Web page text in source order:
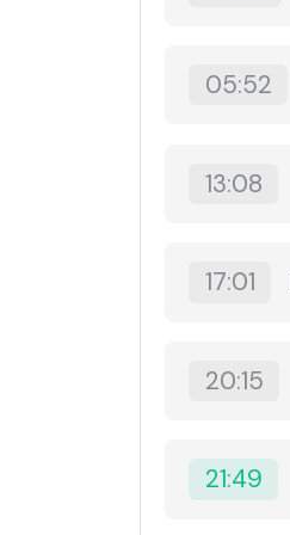
05:52
13:08
17:01
20:15
21:49